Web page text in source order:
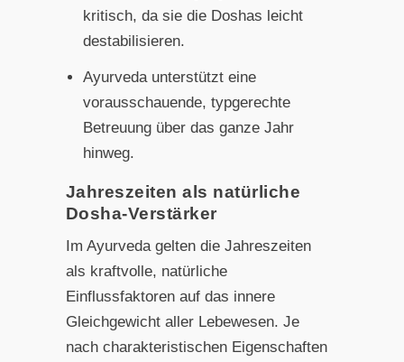
kritisch, da sie die Doshas leicht
destabilisieren.
Ayurveda unterstützt eine
vorausschauende, typgerechte
Betreuung über das ganze Jahr
hinweg.
Jahreszeiten als natürliche
Dosha-Verstärker
Im Ayurveda gelten die Jahreszeiten
als kraftvolle, natürliche
Einflussfaktoren auf das innere
Gleichgewicht aller Lebewesen. Je
nach charakteristischen Eigenschaften